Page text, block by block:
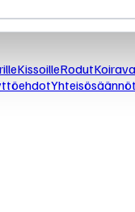
KissoilleRodut
Yhteisösäännöt